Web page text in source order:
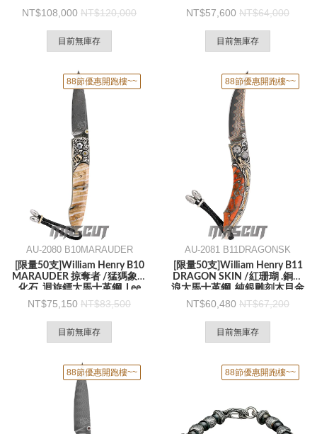
狀瑪瑙鱗片 -折刀
108,000 120,000
目前無庫存
鎖 -折刀
57,600 64,000
目前無庫存
88節優惠開跑樓~~
AU-2080 B10MARAUDER
[限量50支]William Henry B10
MARAUDER 掠奪者 /猛獁象牙
化石 .迴旋鏢大馬士革鋼 .Lee
Downey純銀純金雕刻骷髏 -折
刀
75,150 83,500
目前無庫存
88節優惠開跑樓~~
AU-2081 B11DRAGONSK
[限量50支]William Henry B11
DRAGON SKIN /紅珊瑚 .銅波
浪大馬士革鋼 .純銀雕刻木目金
-折刀
60,480 67,200
目前無庫存
88節優惠開跑樓~~ 88節優惠開跑樓~~